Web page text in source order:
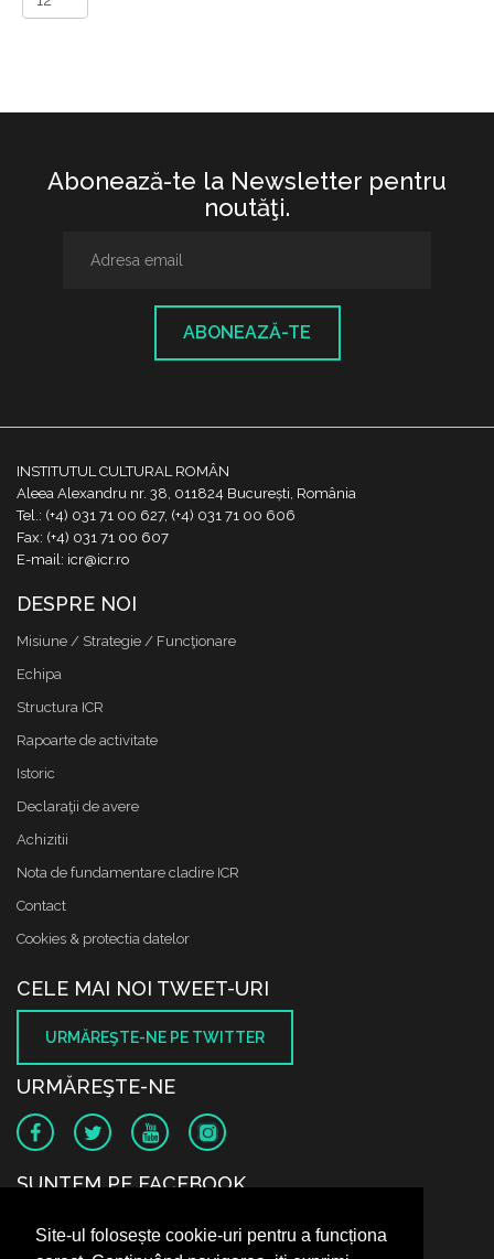
Site-ul folosește cookie-uri pentru a funcționa
Abonează-te la Newsletter pentru
noutăţi.
ABONEAZĂ-TE
INSTITUTUL CULTURAL ROMÂN
Aleea Alexandru nr. 38, 011824 București, România
Tel.: (+4) 031 71 00 627, (+4) 031 71 00 606
Fax: (+4) 031 71 00 607
E-mail: icr@icr.ro
DESPRE NOI
Misiune / Strategie / Funcţionare
Echipa
Structura ICR
Rapoarte de activitate
Istoric
Declaraţii de avere
Achizitii
Nota de fundamentare cladire ICR
Contact
Cookies & protectia datelor
CELE MAI NOI TWEET-URI
URMĂREŞTE-NE PE TWITTER
URMĂREŞTE-NE
SUNTEM PE FACEBOOK